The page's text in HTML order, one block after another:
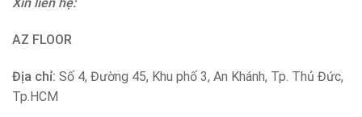
AZ FLOOR
Địa chỉ: Số 4, Đường 45, Khu phố 3, An Khánh, Tp. Thủ Đức,
Tp.HCM